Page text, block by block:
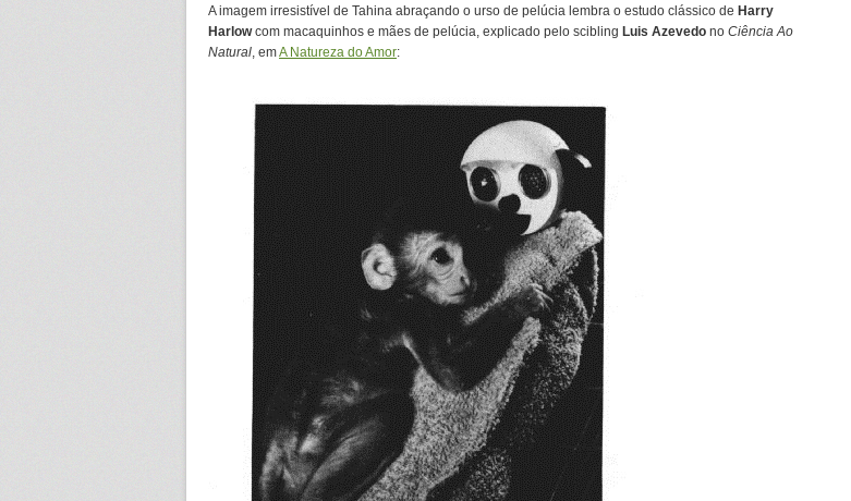
A imagem irresistível de Tahina abraçando o urso de pelúcia lembra o estudo clássico de Harry
Harlowcom macaquinhos e mães de pelúcia, explicado pelo scibling Luis Azevedo no Ciência Ao
Natural, emA Natureza do Amor: